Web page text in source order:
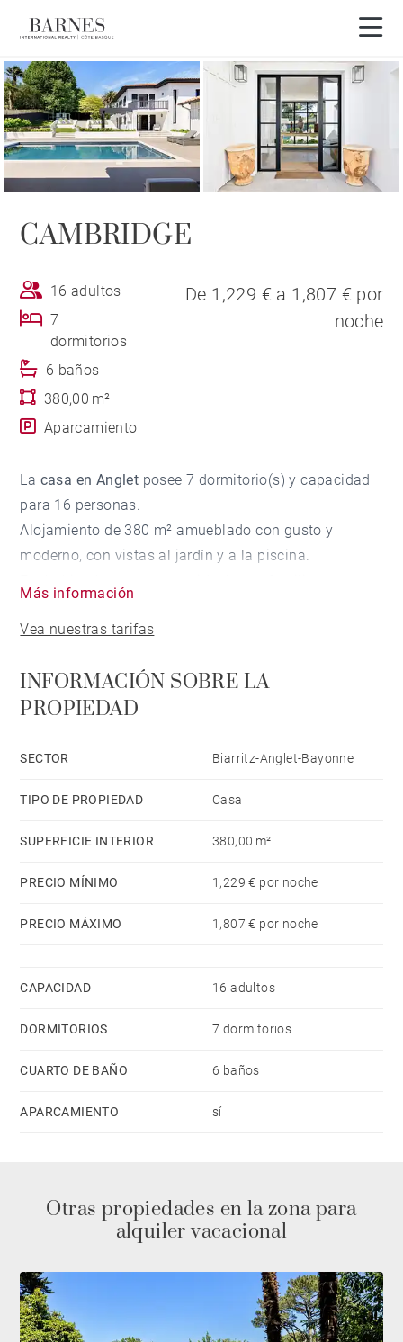
Visita en 3D
CAMBRIDGE
16 adultos
7
dormitorios
6 baños
380,00 m²
Aparcamiento
De 1,229 € a 1,807 € por
noche
La casa en Anglet posee 7 dormitorio(s) y capacidad
para 16 personas.
Alojamiento de 380 m² amueblado con gusto y
moderno, con vistas al jardín y a la piscina.
Dispone de jardín, mobiliario jardín, parcela vallada,
secador, balcón, zona infantil, calefacción central,
aire acondicionado en todos los dormitorios, piscina
mismo edificio, 3 Televisores.
nevera, microondas, horno, congelador, lavadora,
secadora, lavavajillas, vajilla/cubertería,
agua.
Más información
Vea nuestras tarifas
INFORMACIÓN SOBRE LA
PROPIEDAD
SECTOR Biarritz-Anglet-Bayonne
TIPO DE PROPIEDAD Casa
SUPERFICIE INTERIOR 380,00 m²
PRECIO MÍNIMO 1,229 € por noche
PRECIO MÁXIMO 1,807 € por noche
CAPACIDAD 16 adultos
DORMITORIOS 7 dormitorios
CUARTO DE BAÑO 6 baños
APARCAMIENTO sí
Otras propiedades en la zona para
alquiler vacacional